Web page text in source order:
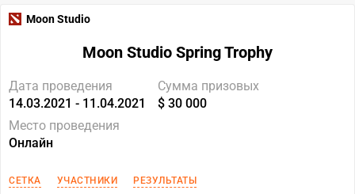
Moon Studio
Moon Studio Spring Trophy
Дата проведения
14.03.2021 - 11.04.2021
Сумма призовых
$ 30 000
Место проведения
Онлайн
СЕТКА УЧАСТНИКИ РЕЗУЛЬТАТЫ